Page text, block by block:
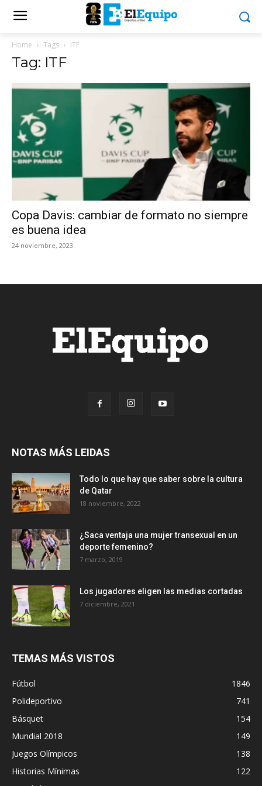
Home Tags ITF
Tag: ITF
Copa Davis: cambiar de formato no siempre
es buena idea
24 noviembre, 2023
NOTAS MÁS LEIDAS
Todo lo que hay que saber sobre la cultura
de Qatar
18 noviembre, 2022
¿Saca ventaja una mujer transexual en un
deporte femenino?
7 marzo, 2019
Los jugadores eligen las medias cortadas
7 diciembre, 2021
TEMAS MÁS VISTOS
Fútbol
1846
Polideportivo
741
Básquet
154
Mundial 2018
149
Juegos Olímpicos
138
Historias Mínimas
122